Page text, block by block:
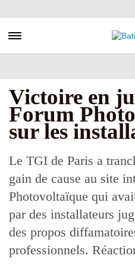
au
principal
Toggle navigation
Victoire en
Forum
sur les
Le TGI de Paris a
gain de cause au site
Photovoltaïque qui
par des installateurs
des propos
professionnels.